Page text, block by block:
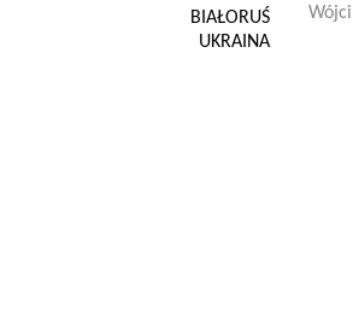
BIAŁORUŚ
UKRAINA